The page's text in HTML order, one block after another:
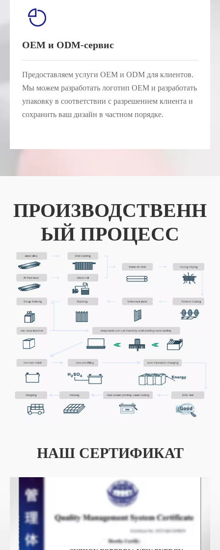
OEM и ODM-сервис
Предоставляем услуги OEM и ODM для клиентов.
Мы можем разработать логотип OEM и разработать
упаковку в соответствии с разрешением клиента и
сохранить ваш дизайн в частном порядке.
ПРОИЗВОДСТВЕНН
ЫЙ ПРОЦЕСС
НАШ СЕРТИФИКАТ